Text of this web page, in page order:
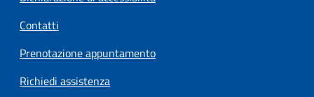
Contatti
Prenotazione appuntamento
Richiedi assistenza